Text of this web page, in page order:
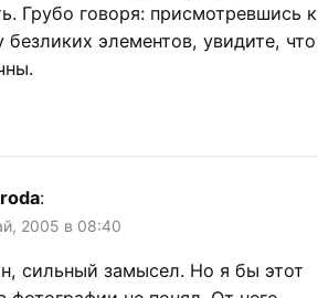
Грубо говоря: присмотревшись к
безликих элементов, увидите, что
:
2005 в 08:40
сильный замысел. Но я бы этот